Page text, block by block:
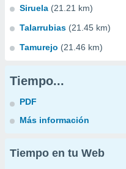
Siruela (21.21 km)
Talarrubias (21.45 km)
Tamurejo (21.46 km)
Tiempo...
PDF
Más información
Tiempo en tu Web